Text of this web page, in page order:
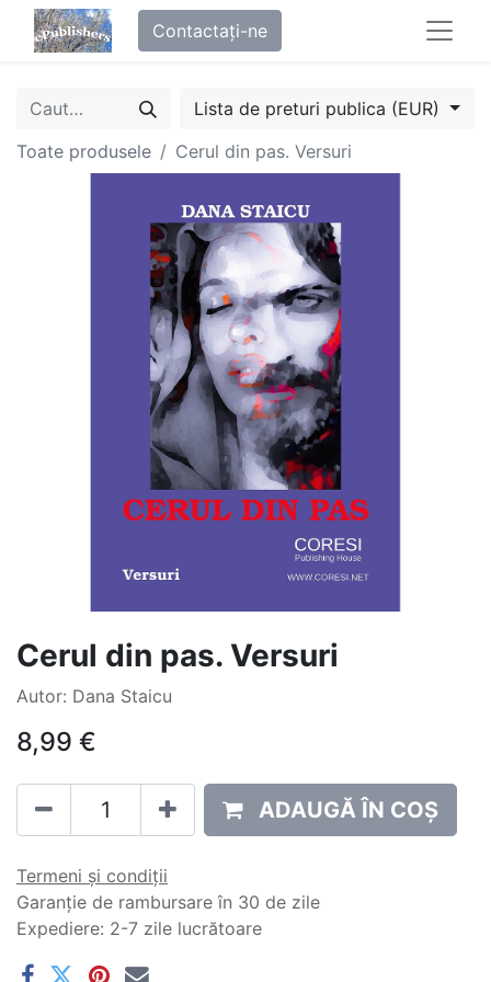
Contactați-ne
Lista de preturi publica (EUR)
Toate produsele
Cerul din pas. Versuri
Cerul din pas. Versuri
Autor: Dana Staicu
8,99 €
ADAUGĂ ÎN COȘ
Termeni și condiții
Garanție de rambursare în 30 de zile
Expediere: 2-7 zile lucrătoare